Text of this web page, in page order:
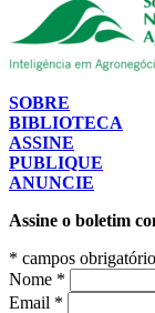
SOBRE
BIBLIOTECA
ASSINE
PUBLIQUE
ANUNCIE
Assine o boletim
* campos
Nome *
Email *